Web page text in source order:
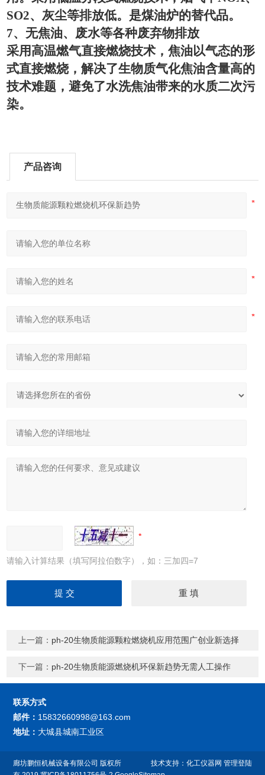
SO2、灰尘等排放低。是煤油炉的替代品。
7、无焦油、废水等各种废弃物排放
采用高温燃气直接燃烧技术，焦油以气态的形
式直接燃烧，解决了生物质气化焦油含量高的
技术难题，避免了水洗焦油带来的水质二次污
染。
产品咨询
请输入计算结果（填写阿拉伯数字），如：三加四=7
上一篇： ph-20生物质能源颗粒燃烧机应用范围广创业新选择
下一篇： ph-20生物质能源燃烧机环保新趋势无需人工操作
联系方式
邮件： 15832660998@163.com
地址： 大城县城南工业区
技术支持： 化工仪器网 管理登陆
廊坊鹏恒机械设备有限公司 版权所